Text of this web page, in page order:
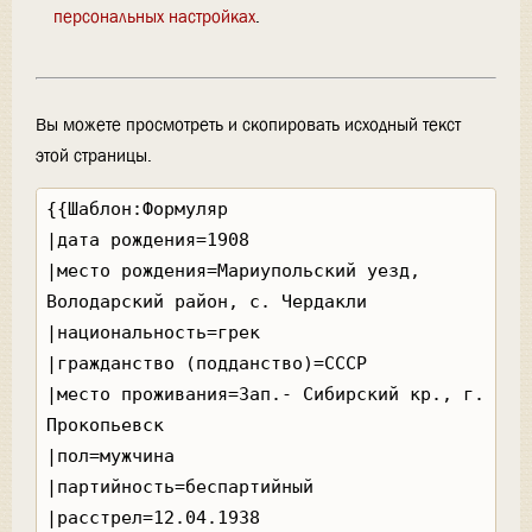
персональных настройках.
Вы можете просмотреть и скопировать исходный текст
этой страницы.